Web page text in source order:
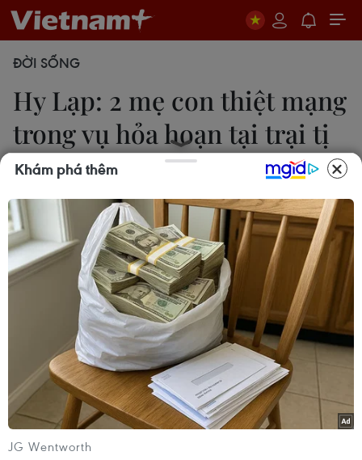
ĐỜI SỐNG
Hy Lạp: 2 mẹ con thiệt mạng
trong vụ hỏa hoạn tại trại tị
nạn
Phương Hoa
30/09/2019 01:18
Vụ hỏa hoạn bên trong trại tị nạn Moria trên đảo
Lesvos của Hy Lạp xảy ra khi một nhóm người sinh
sống trong trại tị nạn đã có hành vi đốt phá, yêu
cầu được chuyển vào đất liền.
Khám phá thêm
JG Wentworth